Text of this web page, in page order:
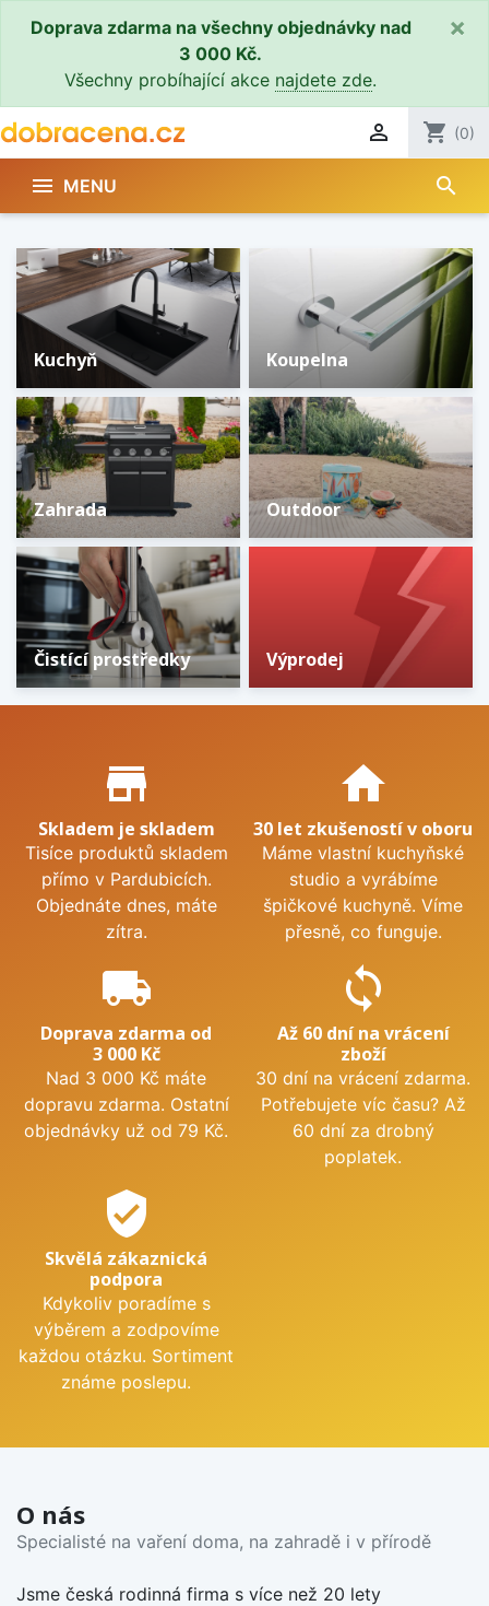
Doprava zdarma na všechny objednávky nad
3 000 Kč.
Všechny probíhající akce najdete zde.
×
 shopping_cart (0)
 MENU search
Přehled sortimentu
Kuchyň Koupelna
Zahrada Outdoor
Čistící prostředky Výprodej
Proč nakupovat u nás?
store_mall_directory
Skladem je skladem
Tisíce produktů skladem
přímo v Pardubicích.
Objednáte dnes, máte
zítra.
home
30 let zkušeností v oboru
Máme vlastní kuchyňské
studio a vyrábíme
špičkové kuchyně. Víme
přesně, co funguje.
local_shipping
Doprava zdarma od
3 000 Kč
Nad 3 000 Kč máte
dopravu zdarma. Ostatní
objednávky už od 79 Kč.
sync
Až 60 dní na vrácení
zboží
30 dní na vrácení zdarma.
Potřebujete víc času? Až
60 dní za drobný
poplatek.
verified_user
Skvělá zákaznická
podpora
Kdykoliv poradíme s
výběrem a zodpovíme
každou otázku. Sortiment
známe poslepu.
O nás
Specialisté na vaření doma, na zahradě i v přírodě
Jsme česká rodinná firma s více než 20 lety